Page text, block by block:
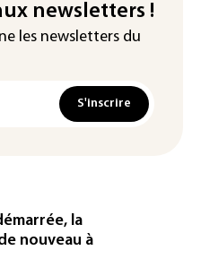
newsletters !
les newsletters du
S'inscrire
la
nouveau à